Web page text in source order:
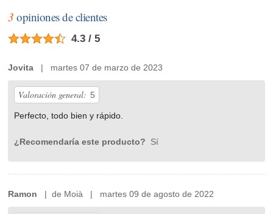
3 opiniones de clientes
4.3 / 5
Jovita | martes 07 de marzo de 2023
Valoración general: 5
Perfecto, todo bien y rápido.
¿Recomendaría este producto? Sí
Ramon | de Moià | martes 09 de agosto de 2022